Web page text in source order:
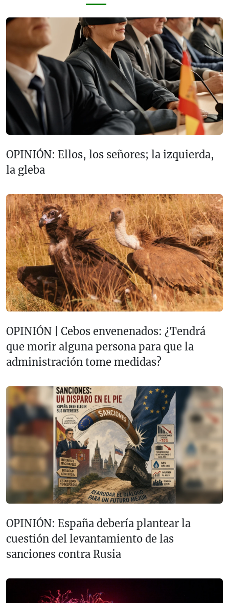
OPINIÓN: Ellos, los señores; la izquierda,
la gleba
OPINIÓN | Cebos envenenados: ¿Tendrá
que morir alguna persona para que la
administración tome medidas?
OPINIÓN: España debería plantear la
cuestión del levantamiento de las
sanciones contra Rusia